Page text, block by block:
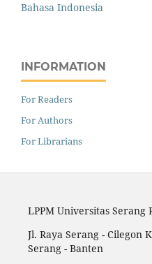
Bahasa Indonesia
INFORMATION
For Readers
For Authors
For Librarians
LPPM Universitas Serang
Jl. Raya Serang - Cilegon
Serang - Banten